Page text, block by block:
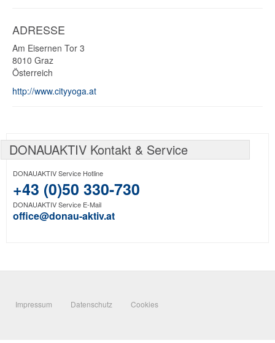
ADRESSE
Am Eisernen Tor 3
8010 Graz
Österreich
http://www.cityyoga.at
DONAUAKTIV Kontakt & Service
DONAUAKTIV Service Hotline
+43 (0)50 330-730
DONAUAKTIV Service E-Mail
office@donau-aktiv.at
Impressum Datenschutz Cookies